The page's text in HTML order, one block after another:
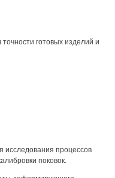
готовых изделий и
процессов
поковок.